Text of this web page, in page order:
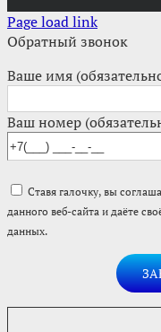
Page load link
Обратный звонок
Ваше имя
Ваш номер
Ставя галочку, вы
данного веб-сайта и даёте
данных.